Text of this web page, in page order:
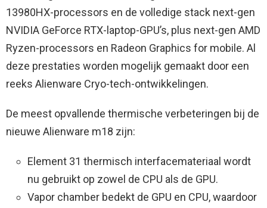
13980HX-processors en de volledige stack next-gen
NVIDIA GeForce RTX-laptop-GPU’s, plus next-gen AMD
Ryzen-processors en Radeon Graphics for mobile. Al
deze prestaties worden mogelijk gemaakt door een
reeks Alienware Cryo-tech-ontwikkelingen.
De meest opvallende thermische verbeteringen bij de
nieuwe Alienware m18 zijn:
Element 31 thermisch interfacemateriaal wordt
nu gebruikt op zowel de CPU als de GPU.
Vapor chamber bedekt de GPU en CPU, waardoor